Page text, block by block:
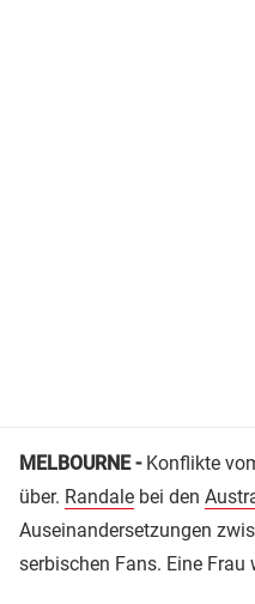
MELBOURNE - Konflikte
über. Randale bei den
Auseinandersetzungen
serbischen Fans. Eine Frau